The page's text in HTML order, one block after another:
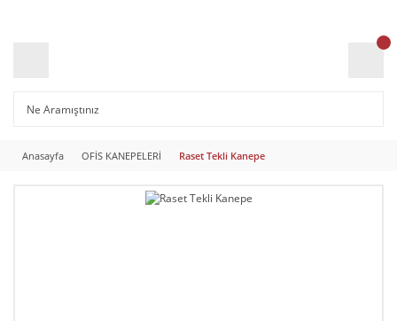
Anasayfa OFİS KANEPELERİ Raset Tekli Kanepe